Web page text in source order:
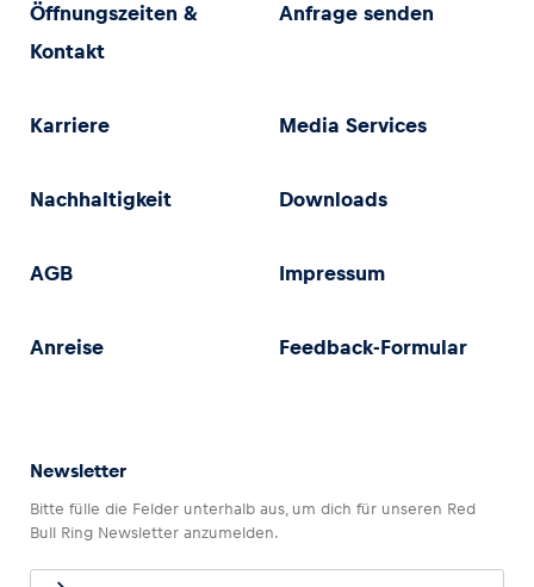
Öffnungszeiten &
Kontakt
Anfrage senden
Karriere Media Services
Nachhaltigkeit Downloads
AGB Impressum
Anreise Feedback-Formular
Newsletter
Bitte fülle die Felder unterhalb aus, um dich für unseren Red
Bull Ring Newsletter anzumelden.